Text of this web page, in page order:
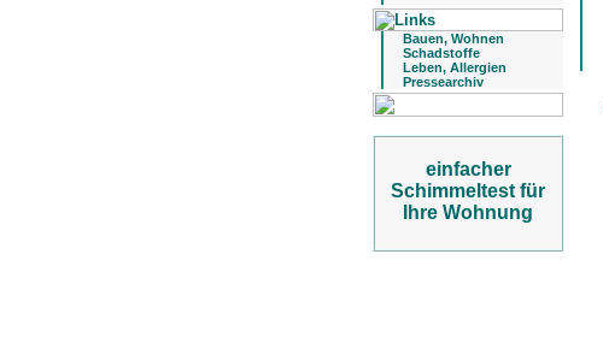
Bauen, Wohnen
Schadstoffe
Leben, Allergien
Pressearchiv
einfacher
Schimmeltest für
Ihre Wohnung